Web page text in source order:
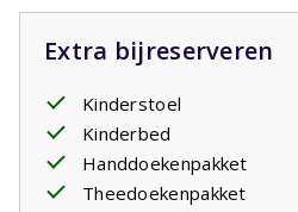
Extra bijreserveren
Kinderstoel
Kinderbed
Handdoekenpakket
Theedoekenpakket